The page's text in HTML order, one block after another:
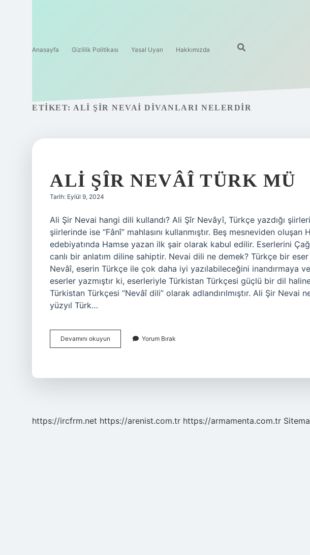
Anasayfa Gizlilik Politikası Yasal Uyarı Hakkımızda
ETIKET: ALI ŞIR NEVAI DIVANLARI NELERDIR
ALI ŞÎR NEVÂÎ TÜRK MÜ
Tarih: Eylül 9, 2024
Ali Şir Nevai hangi dili kullandı? Ali Şîr Nevâyî, Türkçe yazdığı
şiirlerinde ise “Fânî” mahlasını kullanmıştır. Beş mesneviden oluşan
edebiyatında Hamse yazan ilk şair olarak kabul edilir. Eserlerini
canlı bir anlatım diline sahiptir. Nevai dili ne demek? Türkçe bir
Nevâî, eserin Türkçe ile çok daha iyi yazılabileceğini inandırmaya
eserler yazmıştır ki, eserleriyle Türkistan Türkçesi güçlü bir dil
Türkistan Türkçesi “Nevâî dili” olarak adlandırılmıştır. Ali Şir Nevai
yüzyıl Türk…
Devamını okuyun
Şîr
Yorum Bırak
https://ircfrm.net https://arenist.com.tr https://armamenta.com.tr